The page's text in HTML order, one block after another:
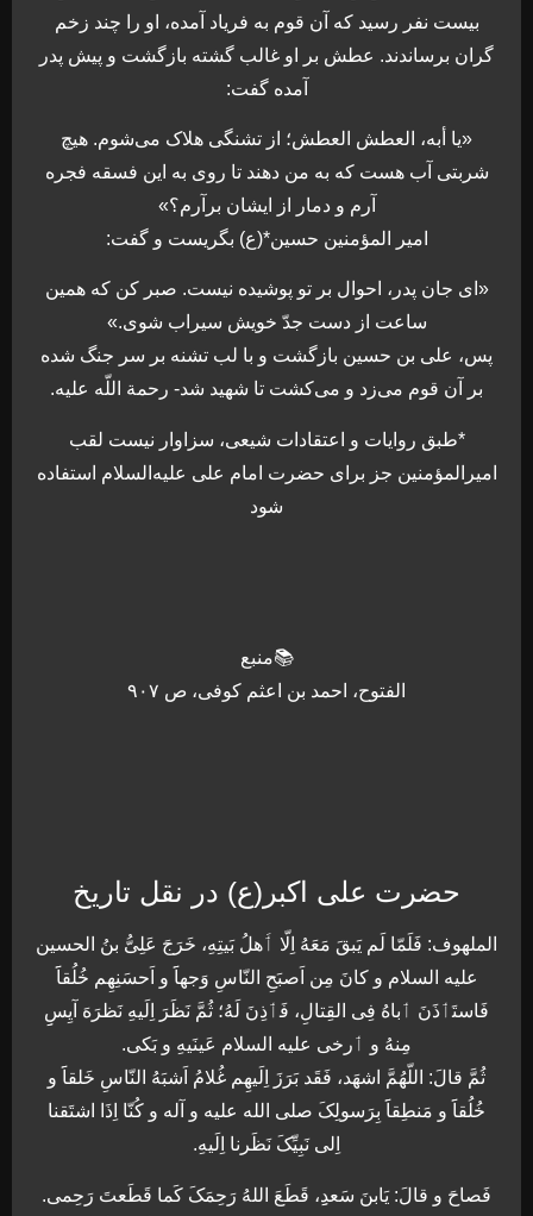
بيست نفر رسيد كه آن قوم به فرياد آمده، او را چند زخم
گران برساندند. عطش بر او غالب گشته بازگشت و پيش پدر
آمده گفت:
«يا أبه، العطش العطش؛ از تشنگى هلاک مى‏‌شوم. هيچ
شربتى آب هست كه به من دهند تا روى به اين فسقه فجره
آرم و دمار از ايشان برآرم؟»
امير المؤمنين حسين*(ع) بگريست و گفت:
«اى جان پدر، احوال بر تو پوشيده نيست. صبر كن كه همين
ساعت از دست جدّ خويش سيراب شوى.»
پس، على بن حسين بازگشت و با لب تشنه بر سر جنگ شده
بر آن قوم مى‏‌زد و مى‏‌كشت تا شهيد شد- رحمة اللّه عليه.
*طبق روایات و اعتقادات شیعی، سزاوار نیست لقب
امیرالمؤمنین جز برای حضرت امام علی علیه‌السلام استفاده
شود
📚منبع
الفتوح، احمد بن اعثم کوفی، ص ۹۰۷
حضرت علی اکبر(ع) در نقل تاریخ
الملهوف: فَلَمّا لَم یَبقَ مَعَهُ اِلّا ٲَهلُ بَیتِهِ، خَرَجَ عَلِیُّ بنُ الحسین
علیه السلام و کانَ مِن اَصبَحِ النّاسِ وَجهاََ و اَحسَنِهِم خُلُقاََ
فَاستَٲذَنَ ٲباهُ فِی القِتالِ، فَٲذِنَ لَهُ؛ ثُمَّ نَظَرَ اِلَیهِ نَظرَهَ آیِسِِ
مِنهُ و ٲرخی علیه السلام عَینَیهِ و بَکی.
ثُمَّ قالَ: اللّهُمَّ اشهَد، فَقَد بَرَزَ اِلَیهِم غُلامُ اَشبَهُ النّاسِ خَلقاََ و
خُلُقاََ و مَنطِقاََ بِرَسولِکَ صلی الله علیه و آله و کُنّا اِذَا اشتَقنا
اِلی نَبِیِّکَ نَظَرنا اِلَیهِ.
فَصاحَ و قالَ: یَابنَ سَعدِِ، قَطَعَ اللهُ رَحِمَکَ کَما قَطَعتَ رَحِمی.